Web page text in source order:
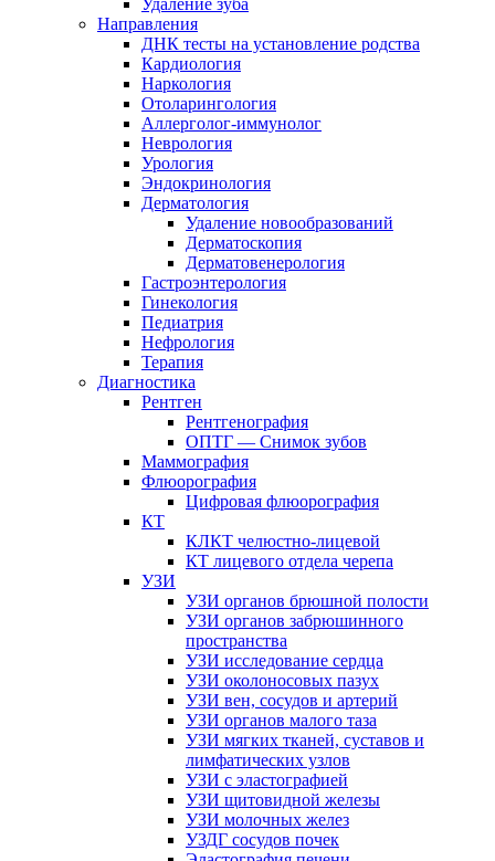
Направления
ДНК тесты на установление родства
Кардиология
Наркология
Отоларингология
Аллерголог-иммунолог
Неврология
Урология
Эндокринология
Дерматология
Удаление новообразований
Дерматоскопия
Дерматовенерология
Гастроэнтерология
Гинекология
Педиатрия
Нефрология
Терапия
Диагностика
Рентген
Рентгенография
ОПТГ — Снимок зубов
Маммография
Флюорография
Цифровая флюорография
КТ
КЛКТ челюстно-лицевой
КТ лицевого отдела черепа
УЗИ
УЗИ органов брюшной полости
УЗИ органов забрюшинного
пространства
УЗИ исследование сердца
УЗИ околоносовых пазух
УЗИ вен, сосудов и артерий
УЗИ органов малого таза
УЗИ мягких тканей, суставов и
лимфатических узлов
УЗИ с эластографией
УЗИ щитовидной железы
УЗИ молочных желез
УЗДГ сосудов почек